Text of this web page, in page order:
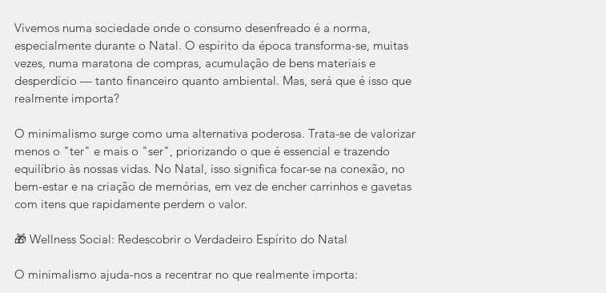
Vivemos numa sociedade onde o consumo desenfreado é a norma,
especialmente durante o Natal. O espírito da época transforma-se, muitas
vezes, numa maratona de compras, acumulação de bens materiais e
desperdício — tanto financeiro quanto ambiental. Mas, será que é isso que
realmente importa?
O minimalismo surge como uma alternativa poderosa. Trata-se de valorizar
menos o "ter" e mais o "ser", priorizando o que é essencial e trazendo
equilíbrio às nossas vidas. No Natal, isso significa focar-se na conexão, no
bem-estar e na criação de memórias, em vez de encher carrinhos e gavetas
com itens que rapidamente perdem o valor.
🎁 Wellness Social: Redescobrir o Verdadeiro Espírito do Natal
O minimalismo ajuda-nos a recentrar no que realmente importa: